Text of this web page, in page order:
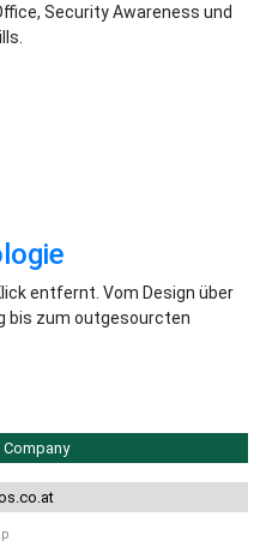
Security Awareness und
entfernt. Vom Design über
bis zum outgesourcten
Company